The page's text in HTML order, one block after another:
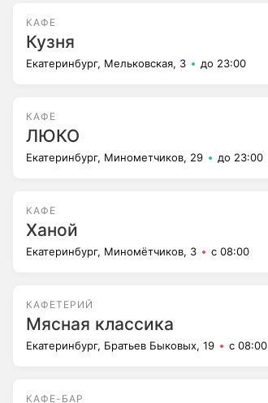
КАФЕ
Кузня
Екатеринбург, Мельковская, 3 до 23:00
КАФЕ
ЛЮКО
Екатеринбург, Минометчиков, 29 до 23:00
КАФЕ
Ханой
Екатеринбург, Миномётчиков, 3 с 08:00
КАФЕТЕРИЙ
Мясная классика
Екатеринбург, Братьев Быковых, 19 с 08:00
КАФЕ-БАР